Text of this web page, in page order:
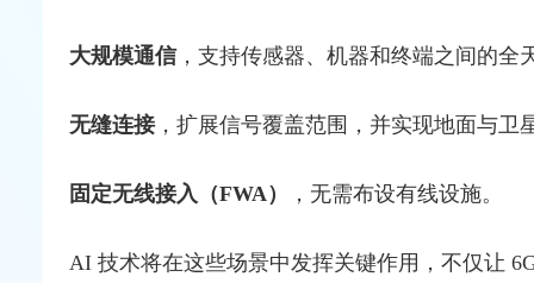
大规模通信，支持传感器、机器和终端之间的全
无缝连接，扩展信号覆盖范围，并实现地面与卫
固定无线接入 （FWA） ，无需布设有线设施。
AI 技术将在这些场景中发挥关键作用，不仅让